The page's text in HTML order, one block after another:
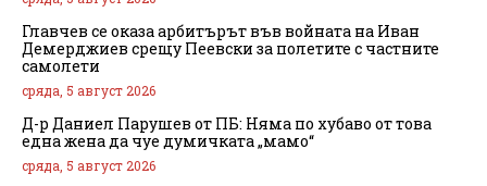
Главчев се оказа арбитърът във войната на Иван
Демерджиев срещу Пеевски за полетите с частните
самолети
сряда, 5 август 2026
Д-р Даниел Парушев от ПБ: Няма по хубаво от това
една жена да чуе думичката „мамо“
сряда, 5 август 2026